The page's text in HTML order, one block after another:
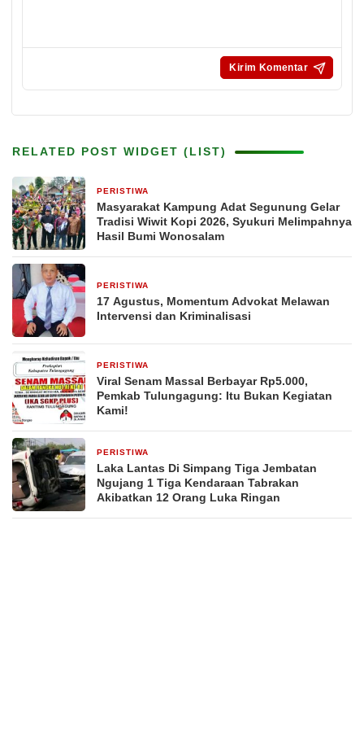
RELATED POST WIDGET (LIST)
PERISTIWA
Masyarakat Kampung Adat Segunung Gelar
Tradisi Wiwit Kopi 2026, Syukuri Melimpahnya
Hasil Bumi Wonosalam
PERISTIWA
17 Agustus, Momentum Advokat Melawan
Intervensi dan Kriminalisasi
PERISTIWA
Viral Senam Massal Berbayar Rp5.000,
Pemkab Tulungagung: Itu Bukan Kegiatan
Kami!
PERISTIWA
Laka Lantas Di Simpang Tiga Jembatan
Ngujang 1 Tiga Kendaraan Tabrakan
Akibatkan 12 Orang Luka Ringan